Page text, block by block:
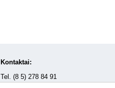
Kontaktai:
Tel. (8 5) 278 84 91